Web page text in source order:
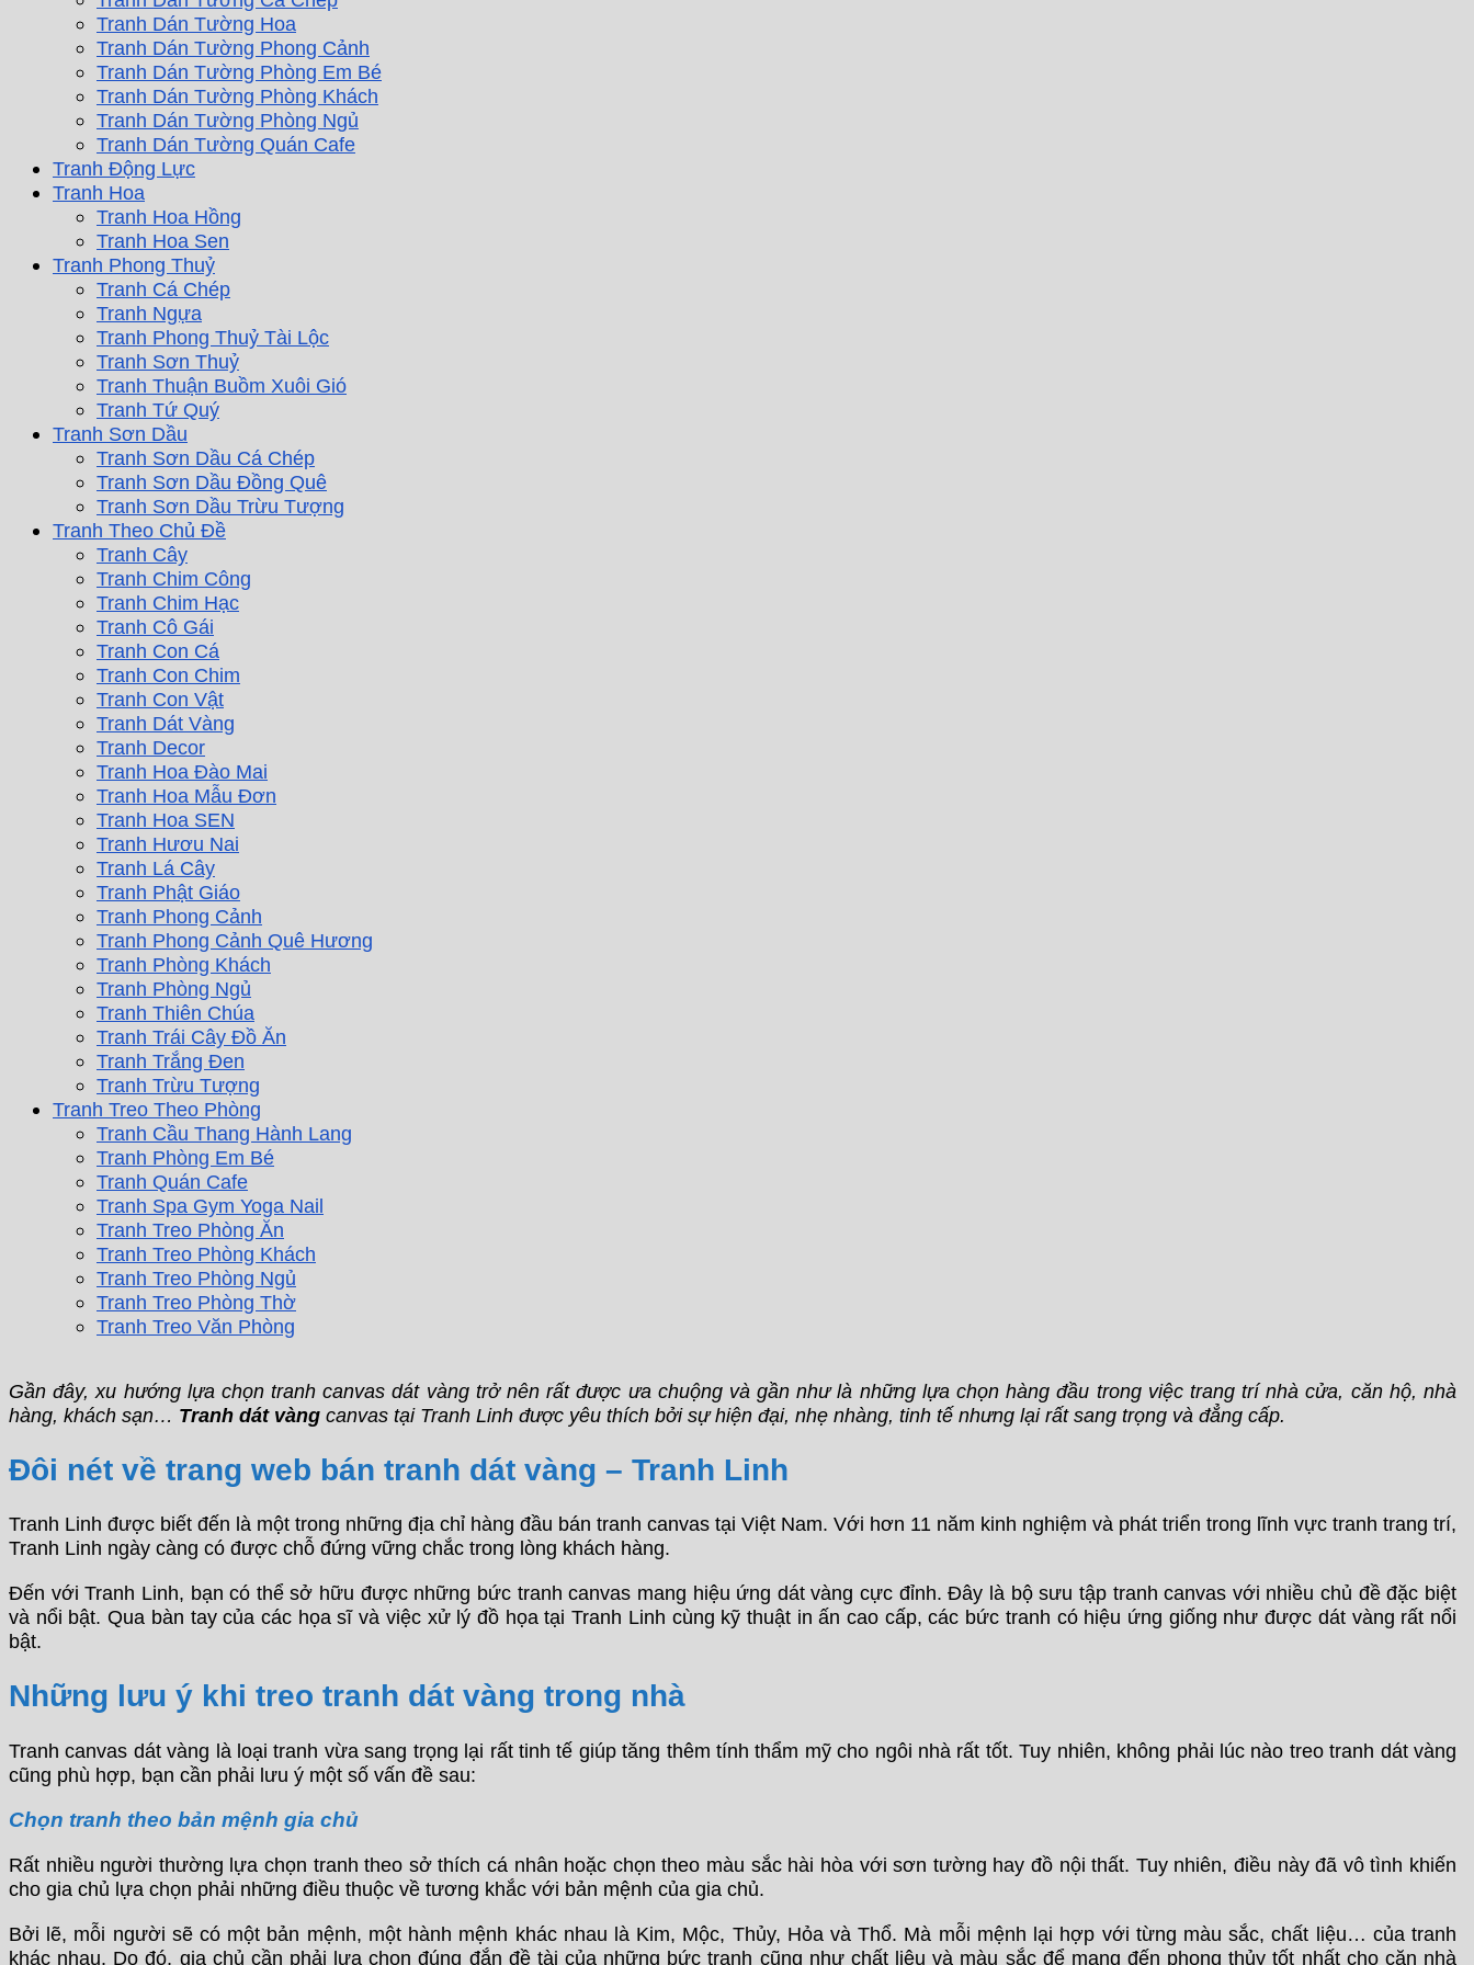
Tranh Dán Tường Hoa
Tranh Dán Tường Phong Cảnh
Tranh Dán Tường Phòng Em Bé
Tranh Dán Tường Phòng Khách
Tranh Dán Tường Phòng Ngủ
Tranh Dán Tường Quán Cafe
Tranh Động Lực
Tranh Hoa
Tranh Hoa Hồng
Tranh Hoa Sen
Tranh Phong Thuỷ
Tranh Cá Chép
Tranh Ngựa
Tranh Phong Thuỷ Tài Lộc
Tranh Sơn Thuỷ
Tranh Thuận Buồm Xuôi Gió
Tranh Tứ Quý
Tranh Sơn Dầu
Tranh Sơn Dầu Cá Chép
Tranh Sơn Dầu Đồng Quê
Tranh Sơn Dầu Trừu Tượng
Tranh Theo Chủ Đề
Tranh Cây
Tranh Chim Công
Tranh Chim Hạc
Tranh Cô Gái
Tranh Con Cá
Tranh Con Chim
Tranh Con Vật
Tranh Dát Vàng
Tranh Decor
Tranh Hoa Đào Mai
Tranh Hoa Mẫu Đơn
Tranh Hoa SEN
Tranh Hươu Nai
Tranh Lá Cây
Tranh Phật Giáo
Tranh Phong Cảnh
Tranh Phong Cảnh Quê Hương
Tranh Phòng Khách
Tranh Phòng Ngủ
Tranh Thiên Chúa
Tranh Trái Cây Đồ Ăn
Tranh Trắng Đen
Tranh Trừu Tượng
Tranh Treo Theo Phòng
Tranh Cầu Thang Hành Lang
Tranh Phòng Em Bé
Tranh Quán Cafe
Tranh Spa Gym Yoga Nail
Tranh Treo Phòng Ăn
Tranh Treo Phòng Khách
Tranh Treo Phòng Ngủ
Tranh Treo Phòng Thờ
Tranh Treo Văn Phòng
Gần đây, xu hướng lựa chọn tranh canvas dát vàng trở nên rất được ưa chuộng và gần như là những lựa chọn hàng đầu trong việc trang trí nhà cửa, căn hộ, nhà
hàng, khách sạn… Tranh dát vàng canvas tại Tranh Linh được yêu thích bởi sự hiện đại, nhẹ nhàng, tinh tế nhưng lại rất sang trọng và đẳng cấp.
Đôi nét về trang web bán tranh dát vàng – Tranh Linh
Tranh Linh được biết đến là một trong những địa chỉ hàng đầu bán tranh canvas tại Việt Nam. Với hơn 11 năm kinh nghiệm và phát triển trong lĩnh vực tranh trang trí,
Tranh Linh ngày càng có được chỗ đứng vững chắc trong lòng khách hàng.
Đến với Tranh Linh, bạn có thể sở hữu được những bức tranh canvas mang hiệu ứng dát vàng cực đỉnh. Đây là bộ sưu tập tranh canvas với nhiều chủ đề đặc biệt
và nổi bật. Qua bàn tay của các họa sĩ và việc xử lý đồ họa tại Tranh Linh cùng kỹ thuật in ấn cao cấp, các bức tranh có hiệu ứng giống như được dát vàng rất nổi
bật.
Những lưu ý khi treo tranh dát vàng trong nhà
Tranh canvas dát vàng là loại tranh vừa sang trọng lại rất tinh tế giúp tăng thêm tính thẩm mỹ cho ngôi nhà rất tốt. Tuy nhiên, không phải lúc nào treo tranh dát vàng
cũng phù hợp, bạn cần phải lưu ý một số vấn đề sau:
Chọn tranh theo bản mệnh gia chủ
Rất nhiều người thường lựa chọn tranh theo sở thích cá nhân hoặc chọn theo màu sắc hài hòa với sơn tường hay đồ nội thất. Tuy nhiên, điều này đã vô tình khiến
cho gia chủ lựa chọn phải những điều thuộc về tương khắc với bản mệnh của gia chủ.
Bởi lẽ, mỗi người sẽ có một bản mệnh, một hành mệnh khác nhau là Kim, Mộc, Thủy, Hỏa và Thổ. Mà mỗi mệnh lại hợp với từng màu sắc, chất liệu… của tranh
khác nhau. Do đó, gia chủ cần phải lựa chọn đúng đắn đề tài của những bức tranh cũng như chất liệu và màu sắc để mang đến phong thủy tốt nhất cho căn nhà